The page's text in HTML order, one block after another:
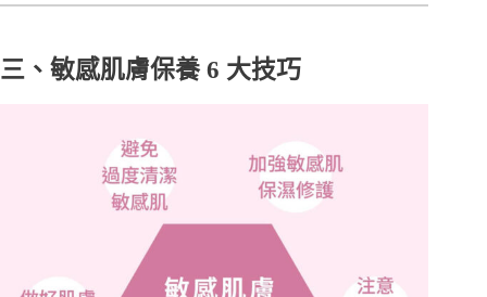
三、敏感肌膚保養 6 大技巧